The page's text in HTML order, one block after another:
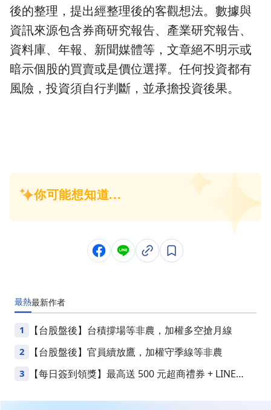
後的整理，提出經整理後的客觀想法。數據與
資訊來源包含券商研究報告、產業研究報告、
資料庫、年報、新聞媒體等，文章絕不明示或
暗示個股的買賣或是價位選擇。任何投資都有
風險，投資須自行判斷，並承擔投資後果。
最熱最新作者
1 【台股盤後】台積撐場等非農，加權多空搶月線
2 【台股盤後】官員續放鷹，加權守季線等非農
3
【每日簽到領獎】最高送 500 元超商禮券 + LINE